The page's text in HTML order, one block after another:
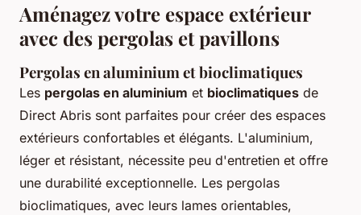
Aménagez votre espace extérieur
avec des pergolas et pavillons
Pergolas en aluminium et bioclimatiques
Les pergolas en aluminium et bioclimatiques de
Direct Abris sont parfaites pour créer des espaces
extérieurs confortables et élégants. L'aluminium,
léger et résistant, nécessite peu d'entretien et offre
une durabilité exceptionnelle. Les pergolas
bioclimatiques, avec leurs lames orientables,